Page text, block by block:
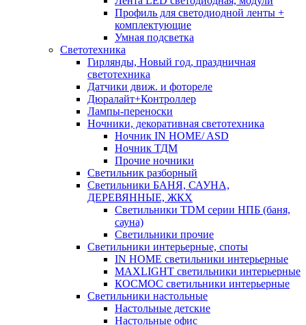
Профиль для светодиодной ленты +
комплектующие
Умная подсветка
Светотехника
Гирлянды, Новый год, праздничная
светотехника
Датчики движ. и фотореле
Дюралайт+Контроллер
Лампы-переноски
Ночники, декоративная светотехника
Ночник IN HOME/ ASD
Ночник ТДМ
Прочие ночники
Светильник разборный
Светильники БАНЯ, САУНА,
ДЕРЕВЯННЫЕ, ЖКХ
Светильники TDM серии НПБ (баня,
сауна)
Светильники прочие
Светильники интерьерные, споты
IN HOME светильники интерьерные
MAXLIGHT светильники интерьерные
КОСМОС светильники интерьерные
Светильники настольные
Настольные детские
Настольные офис